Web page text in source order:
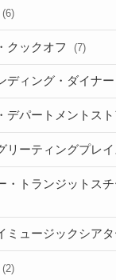
(6)
クックオフ (7)
ディング・ダイナー
デパートメントスト
リーティングプレイ
・トランジットス
ミュージックシアタ
(2)